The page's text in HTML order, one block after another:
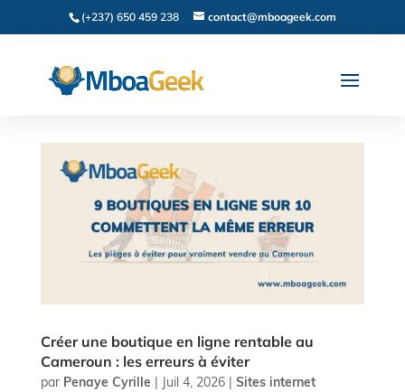
(+237) 650 459 238 contact@mboageek.com
Créer une boutique en ligne rentable au
Cameroun : les erreurs à éviter
par Penaye Cyrille | Juil 4, 2026| Sites internet